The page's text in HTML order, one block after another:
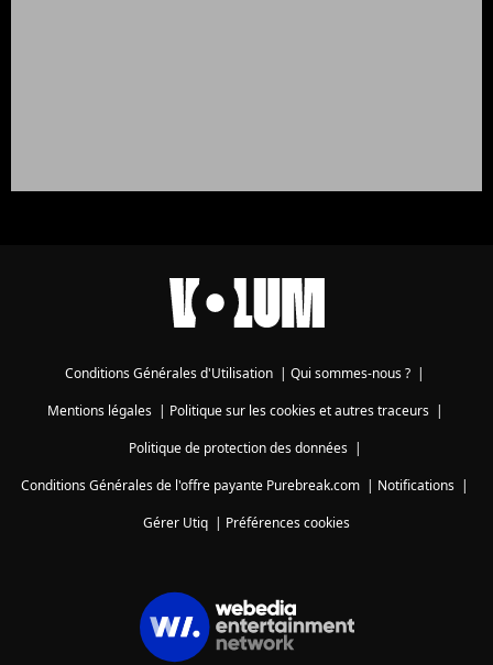
Conditions Générales d'Utilisation | Qui sommes-nous ? |
Mentions légales| Politique sur les cookies et autres traceurs|
Politique de protection des données|
Conditions Générales de l'offre payante Purebreak.com | Notifications |
Gérer Utiq | Préférences cookies